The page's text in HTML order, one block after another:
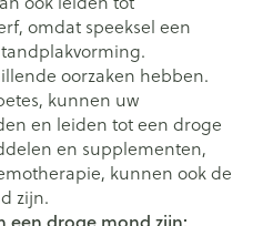
omdat speeksel een
oorzaken hebben.
kunnen uw
en leiden tot een droge
en supplementen,
kunnen ook de
zijn.